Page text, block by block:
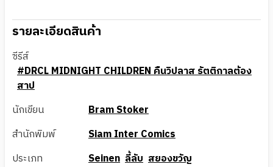
รายละเอียดสินค้า
ซีรีส์
#DRCL MIDNIGHT CHILDREN คืนวิปลาส รัตติกาลต้อง
สาป
นักเขียน
Bram Stoker
สำนักพิมพ์
Siam Inter Comics
ประเภท
Seinen ลี้ลับ สยองขวัญ